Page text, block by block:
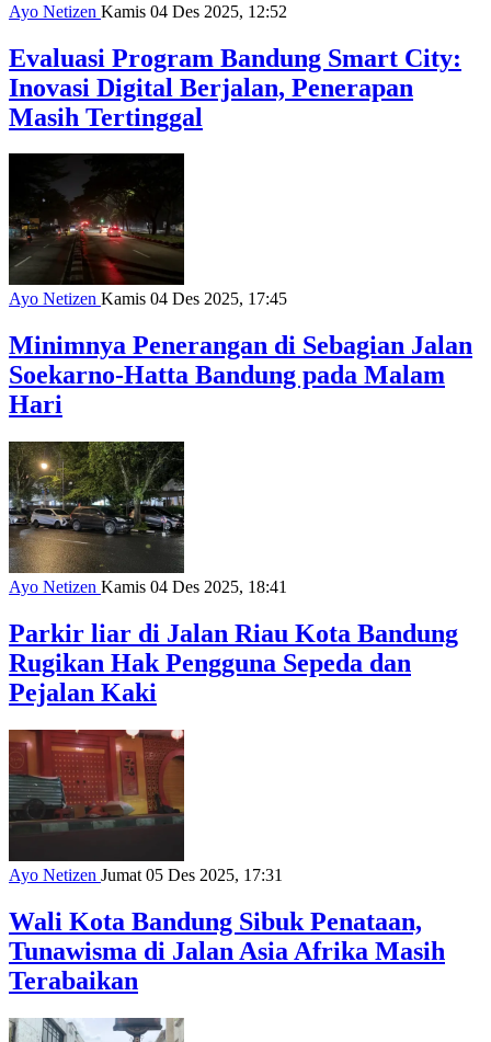
Ayo Netizen Kamis 04 Des 2025, 12:52
Evaluasi Program Bandung Smart City:
Inovasi Digital Berjalan, Penerapan
Masih Tertinggal
Ayo Netizen Kamis 04 Des 2025, 17:45
Minimnya Penerangan di Sebagian Jalan
Soekarno-Hatta Bandung pada Malam
Hari
Ayo Netizen Kamis 04 Des 2025, 18:41
Parkir liar di Jalan Riau Kota Bandung
Rugikan Hak Pengguna Sepeda dan
Pejalan Kaki
Ayo Netizen Jumat 05 Des 2025, 17:31
Wali Kota Bandung Sibuk Penataan,
Tunawisma di Jalan Asia Afrika Masih
Terabaikan